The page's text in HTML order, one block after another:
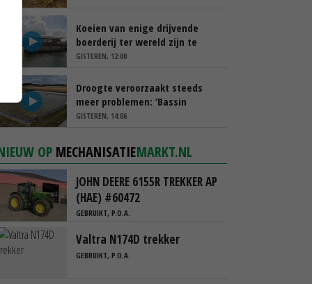
Koeien van enige drijvende
boerderij ter wereld zijn te
koop
GISTEREN, 12:00
Droogte veroorzaakt steeds
meer problemen: ‘Bassin
afgelopen week al leeg’
GISTEREN, 14:06
OP MECHANISATIEMARKT.NL
JOHN DEERE 6155R TREKKER AP
(HAE) #60472
GEBRUIKT, P.O.A.
Valtra N174D trekker
GEBRUIKT, P.O.A.